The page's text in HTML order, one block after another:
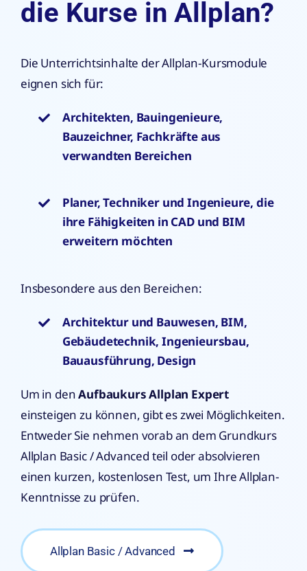
die Kurse in Allplan?
Die Unterrichtsinhalte der Allplan-Kursmodule
eignen sich für:
Architekten, Bauingenieure,
Bauzeichner, Fachkräfte aus
verwandten Bereichen
Planer, Techniker und Ingenieure, die
ihre Fähigkeiten in CAD und BIM
erweitern möchten
Insbesondere aus den Bereichen:
Architektur und Bauwesen, BIM,
Gebäudetechnik, Ingenieursbau,
Bauausführung, Design
Um in denAufbaukurs Allplan Expert
einsteigen zu können, gibt es zwei Möglichkeiten.
Entweder Sie nehmen vorab an dem Grundkurs
Allplan Basic / Advanced teil oder absolvieren
einen kurzen, kostenlosen Test, um Ihre Allplan-
Kenntnisse zu prüfen.
Allplan Basic / Advanced